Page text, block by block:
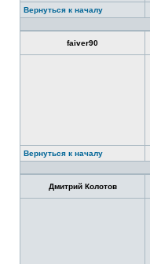
Вернуться к началу
faiver90
Вернуться к началу
Дмитрий Колотов